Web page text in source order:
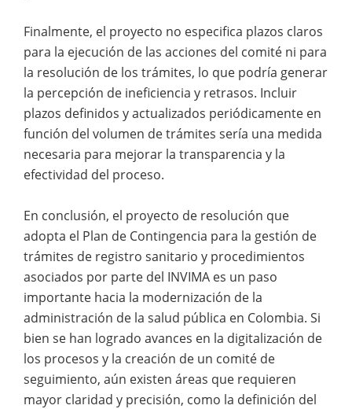
Finalmente, el proyecto no especifica plazos claros
para la ejecución de las acciones del comité ni para
la resolución de los trámites, lo que podría generar
la percepción de ineficiencia y retrasos. Incluir
plazos definidos y actualizados periódicamente en
función del volumen de trámites sería una medida
necesaria para mejorar la transparencia y la
efectividad del proceso.
En conclusión, el proyecto de resolución que
adopta el Plan de Contingencia para la gestión de
trámites de registro sanitario y procedimientos
asociados por parte del INVIMA es un paso
importante hacia la modernización de la
administración de la salud pública en Colombia. Si
bien se han logrado avances en la digitalización de
los procesos y la creación de un comité de
seguimiento, aún existen áreas que requieren
mayor claridad y precisión, como la definición del